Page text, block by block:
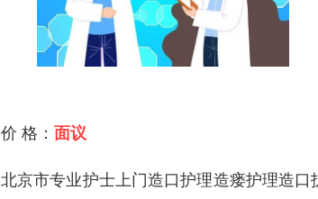
价 格： 面议
北京市专业护士上门造口护理造瘘护理造